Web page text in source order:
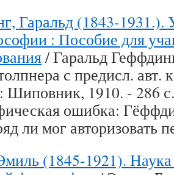
Гаральд (1843-1931.).
: Пособие для
/ Гаральд
с предисл. авт.
Шиповник, 1910. - 286
ошибка:
ли мог авторизовать
(1845-1921). Наука